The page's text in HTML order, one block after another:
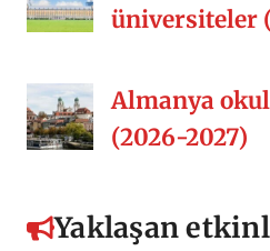
üniversiteler
Almanya
(2026-2027)
Yaklaşan